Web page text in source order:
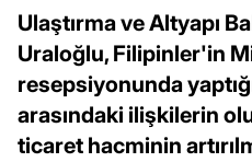
Ulaştırma ve Altyapı
Uraloğlu, Filipinler'in
resepsiyonunda
arasındaki ilişkilerin
ticaret hacminin